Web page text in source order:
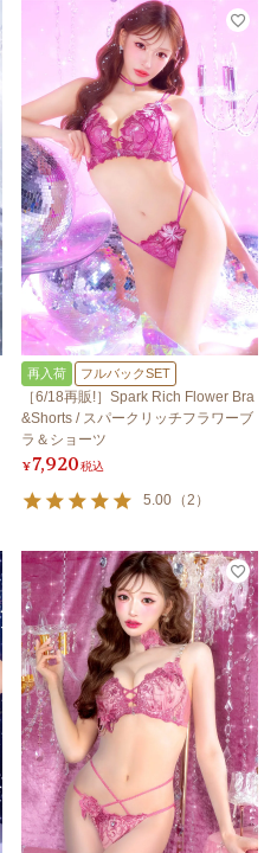
再入荷 フルバックSET
［6/18再販!］Spark Rich Flower Bra
&Shorts / スパークリッチフラワーブ
ラ＆ショーツ
¥7,920税込
5.00 （2 ）